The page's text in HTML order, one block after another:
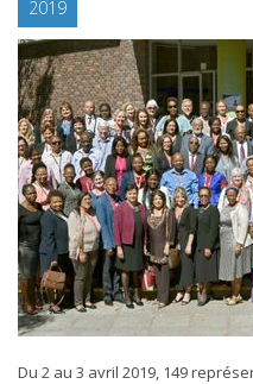
2019
Du 2 au 3 avril 2019, 149